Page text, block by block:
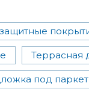
Террасная
под паркет